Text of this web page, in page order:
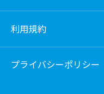
利用規約
プライバシーポリシー